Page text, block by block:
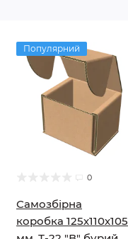
Популярний
0
Самозбірна
коробка 125х110х105